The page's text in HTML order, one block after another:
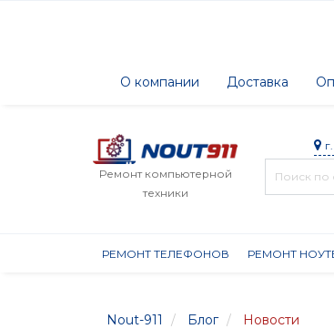
О компании Доставка
Ремонт компьютерной
техники
РЕМОНТ ТЕЛЕФОНОВ РЕМОНТ
Nout-911 Блог Новости